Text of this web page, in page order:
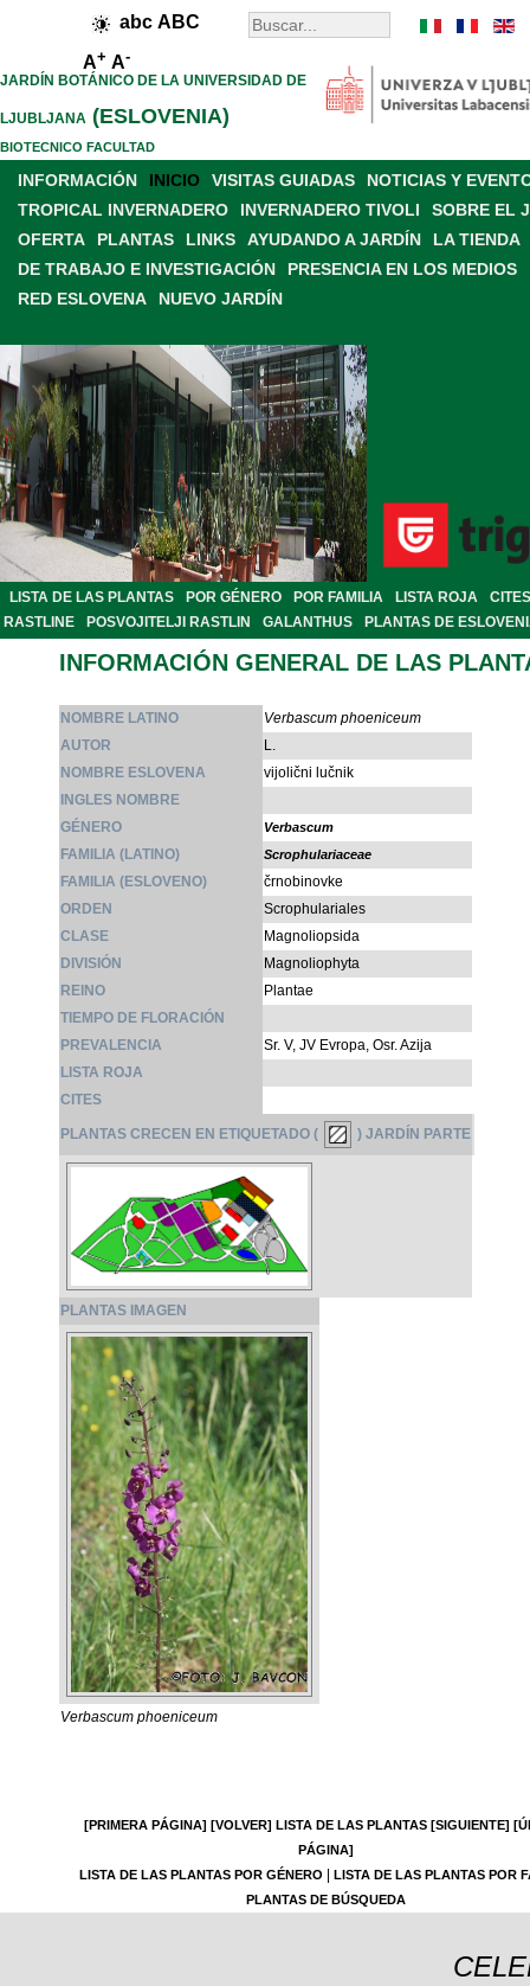
abc ABC
A+ A-
JARDÍN BOTÁNICO DE LA UNIVERSIDAD DE
LJUBLJANA (ESLOVENIA)
BIOTECNICO FACULTAD
INFORMACIÓN INICIO VISITAS GUIADAS
NOTICIAS Y
TROPICAL INVERNADERO
INVERNADERO TIVOLI
SOBRE EL
OFERTA
PLANTAS LINKS AYUDANDO A JARDÍN
LA TIENDA
DE TRABAJO E INVESTIGACIÓN
PRESENCIA EN LOS MEDIOS
RED ESLOVENA
NUEVO JARDÍN
LISTA DE LAS PLANTAS POR GÉNERO POR FAMILIA LISTA ROJA
CITES
RASTLINE
POSVOJITELJI RASTLIN GALANTHUS PLANTAS DE
INFORMACIÓN GENERAL DE LAS
NOMBRE LATINO
Verbascum phoeniceum
AUTOR
L.
NOMBRE ESLOVENA
vijolični lučnik
INGLES NOMBRE
GÉNERO
Verbascum
FAMILIA (LATINO) Scrophulariaceae
FAMILIA (ESLOVENO)
črnobinovke
ORDEN
Scrophulariales
CLASE
Magnoliopsida
DIVISIÓN
Magnoliophyta
REINO
Plantae
TIEMPO DE FLORACIÓN
PREVALENCIA
Sr. V, JV Evropa, Osr. Azija
LISTA ROJA
CITES
PLANTAS CRECEN EN ETIQUETADO ( ) JARDÍN PARTE
PLANTAS IMAGEN
Verbascum phoeniceum
[PRIMERA PÁGINA] [VOLVER] LISTA DE LAS PLANTAS [SIGUIENTE]
PÁGINA]
LISTA DE LAS PLANTAS POR GÉNERO
LISTA DE LAS PLANTAS POR
PLANTAS DE BÚSQUEDA